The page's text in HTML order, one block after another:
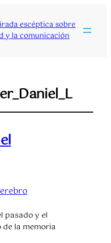
escéptica sobre
y la comunicación
pasado y el
la memoria